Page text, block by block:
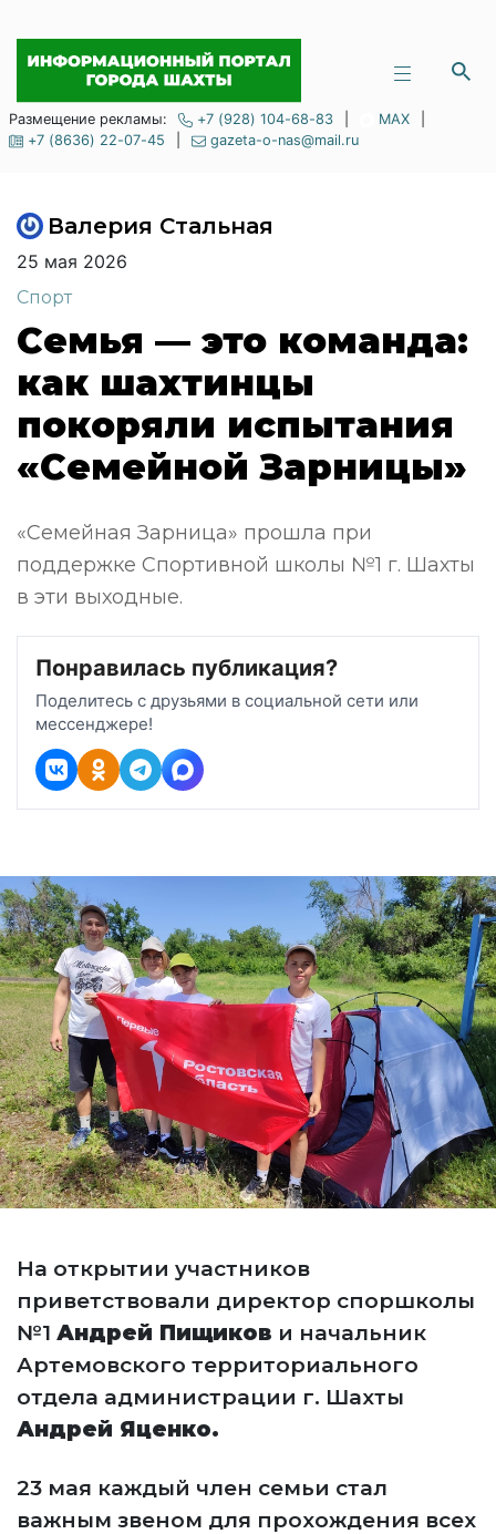
Размещение рекламы: +7 (928) 104-68-83 MAX
+7 (8636) 22-07-45
gazeta-o-nas@mail.ru
Валерия Стальная
25 мая 2026
Спорт
Семья — это команда:
как шахтинцы
покоряли испытания
«Семейной Зарницы»
«Семейная Зарница» прошла при
поддержке Спортивной школы №1 г. Шахты
в эти выходные.
Понравилась публикация?
Поделитесь с друзьями в социальной сети или
мессенджере!
На открытии участников
приветствовали директор споршколы
№1 Андрей Пищиков и начальник
Артемовского территориального
отдела администрации г. Шахты
Андрей Яценко.
23 мая каждый член семьи стал
важным звеном для прохождения всех